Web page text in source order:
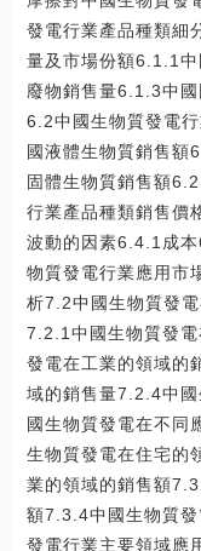
發電行業產品種類細
量及市場份額6.1.1
廢物銷售量6.1.3中
6.2中國生物質發電
國液體生物質銷售額
固體生物質銷售額
行業產品種類銷售價
波動的因素6.4.1成
物質發電行業應用市
析7.2中國生物質發
7.2.1中國生物質發
發電在工業的領域的
域的銷售量7.2.4中
國生物質發電在不同
生物質發電在住宅的
業的領域的銷售額
額7.3.4中國生物質
發電行業主要領域應